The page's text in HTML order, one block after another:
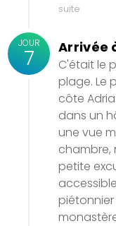
suite
JOUR
7 Arrivée
C'était le
plage. Le
côte
dans un
une vue
chambre,
petite